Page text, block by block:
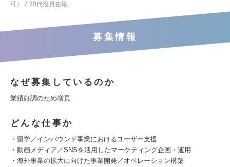
可）
20代役員在籍
募集情報
なぜ募集しているのか
業績好調のため増員
どんな仕事か
・留学／インバウンド事業におけるユーザー支援
・動画メディア／SNSを活用したマーケティング企画・運用
・海外事業の拡大に向けた事業開発／オペレーション構築